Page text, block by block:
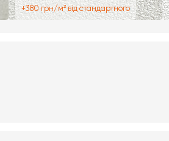
+380 грн/м² від стандартного